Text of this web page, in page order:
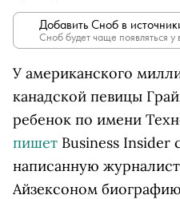
Добавить Сноб в
Сноб будет чаще появляться у
У американского
канадской певицы
ребенок по имени
пишет Business Insider
написанную
Айзексоном